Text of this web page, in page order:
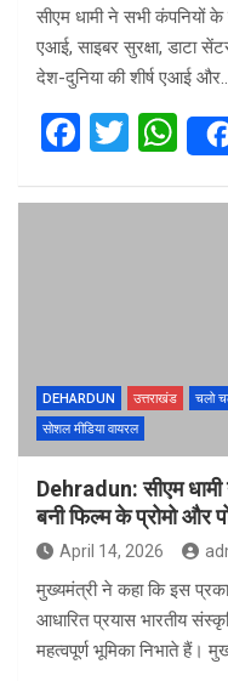
सीएम धामी ने सभी कंपनियों
एआई, साइबर सुरक्षा, डाटा
देश-दुनिया की शीर्ष एआई
F
ce
T
tt
W
h
at
DEHARDUN उत्तराखंड चलो
सोशल मीडिया वायरल
Dehradun: सीएम धामी
बनी फिल्म के प्रोमो और
April 14, 2026
मुख्यमंत्री ने कहा कि इस
आधारित प्रयास भारतीय
महत्वपूर्ण भूमिका निभाते हैं।